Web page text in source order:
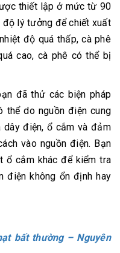
thiết lập ở mức từ 90
độ lý tưởng để chiết xuất
độ quá thấp, cà phê
cao, cà phê có thể bị
đã thử các biện pháp
thể do nguồn điện cung
dây điện, ổ cắm và đảm
vào nguồn điện. Bạn
ổ cắm khác để kiểm tra
điện không ổn định hay
bất thường – Nguyên